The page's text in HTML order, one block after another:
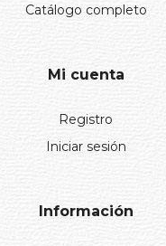
Catálogo completo
Mi cuenta
Registro
Iniciar sesión
Información